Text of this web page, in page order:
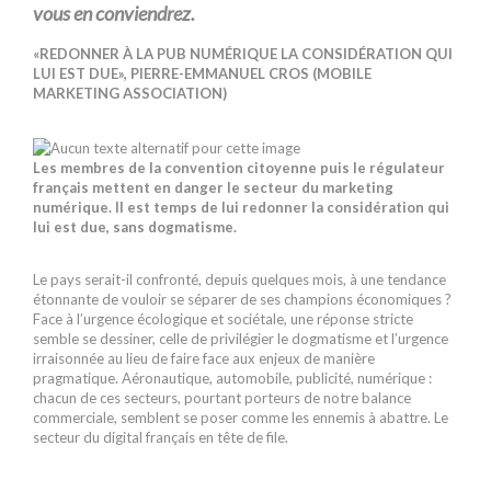
vous en conviendrez.
«REDONNER À LA PUB NUMÉRIQUE LA CONSIDÉRATION QUI
LUI EST DUE», PIERRE-EMMANUEL CROS (MOBILE
MARKETING ASSOCIATION)
Les membres de la convention citoyenne puis le régulateur
français mettent en danger le secteur du marketing
numérique. Il est temps de lui redonner la considération qui
lui est due, sans dogmatisme.
Le pays serait-il confronté, depuis quelques mois, à une tendance
étonnante de vouloir se séparer de ses champions économiques ?
Face à l’urgence écologique et sociétale, une réponse stricte
semble se dessiner, celle de privilégier le dogmatisme et l’urgence
irraisonnée au lieu de faire face aux enjeux de manière
pragmatique. Aéronautique, automobile, publicité, numérique :
chacun de ces secteurs, pourtant porteurs de notre balance
commerciale, semblent se poser comme les ennemis à abattre. Le
secteur du digital français en tête de file.